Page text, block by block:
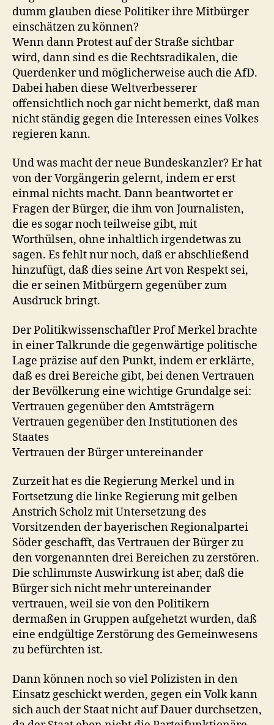
dumm glauben diese Politiker ihre Mitbürger
einschätzen zu können?
Wenn dann Protest auf der Straße sichtbar
wird, dann sind es die Rechtsradikalen, die
Querdenker und möglicherweise auch die AfD.
Dabei haben diese Weltverbesserer
offensichtlich noch gar nicht bemerkt, daß man
nicht ständig gegen die Interessen eines Volkes
regieren kann.
Und was macht der neue Bundeskanzler? Er hat
von der Vorgängerin gelernt, indem er erst
einmal nichts macht. Dann beantwortet er
Fragen der Bürger, die ihm von Journalisten,
die es sogar noch teilweise gibt, mit
Worthülsen, ohne inhaltlich irgendetwas zu
sagen. Es fehlt nur noch, daß er abschließend
hinzufügt, daß dies seine Art von Respekt sei,
die er seinen Mitbürgern gegenüber zum
Ausdruck bringt.
Der Politikwissenschaftler Prof Merkel brachte
in einer Talkrunde die gegenwärtige politische
Lage präzise auf den Punkt, indem er erklärte,
daß es drei Bereiche gibt, bei denen Vertrauen
der Bevölkerung eine wichtige Grundalge sei:
Vertrauen gegenüber den Amtsträgern
Vertrauen gegenüber den Institutionen des
Staates
Vertrauen der Bürger untereinander
Zurzeit hat es die Regierung Merkel und in
Fortsetzung die linke Regierung mit gelben
Anstrich Scholz mit Untersetzung des
Vorsitzenden der bayerischen Regionalpartei
Söder geschafft, das Vertrauen der Bürger zu
den vorgenannten drei Bereichen zu zerstören.
Die schlimmste Auswirkung ist aber, daß die
Bürger sich nicht mehr untereinander
vertrauen, weil sie von den Politikern
dermaßen in Gruppen aufgehetzt wurden, daß
eine endgültige Zerstörung des Gemeinwesens
zu befürchten ist.
Dann können noch so viel Polizisten in den
Einsatz geschickt werden, gegen ein Volk kann
sich auch der Staat nicht auf Dauer durchsetzen,